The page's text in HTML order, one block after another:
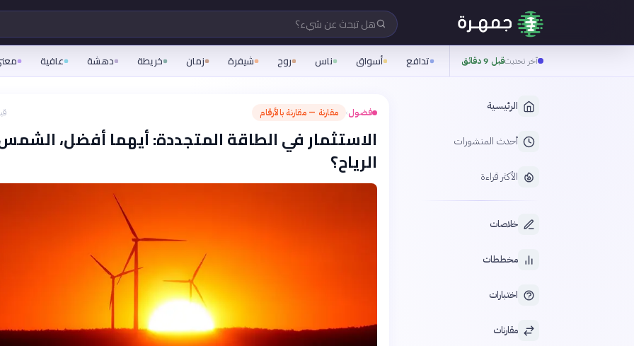
هل تبحث عن شيء؟
آخر تحديثقبل 9 دقائق تدافع أسواق ناس روح شيفرة زمان خريطة دهشة عافية
الرئيسية
أحدث المنشورات
الأكثر قراءة
خلاصات
مخططات
اختبارات
مقارنات
فضول› مقارنة — مقارنة بالأرقام قبل
الاستثمار في الطاقة المتجددة: أيهما أفضل،
الرياح؟